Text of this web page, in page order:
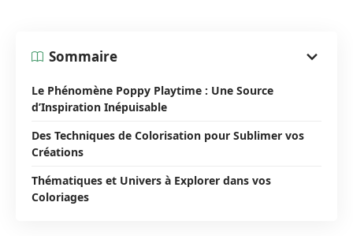
Sommaire
Le Phénomène Poppy Playtime : Une Source
d’Inspiration Inépuisable
Des Techniques de Colorisation pour Sublimer vos
Créations
Thématiques et Univers à Explorer dans vos
Coloriages